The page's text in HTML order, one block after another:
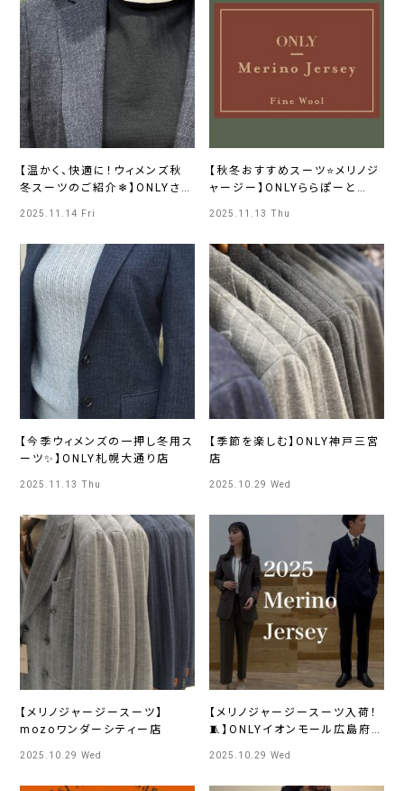
【温かく、快適に！ウィメンズ秋
冬スーツのご紹介❄】ONLYさっ
2025.11.14 Fri
【秋冬おすすめスーツ⭐メリノジ
ャージー】ONLYららぽーと
2025.11.13 Thu
【今季ウィメンズの一押し冬用ス
ーツ✨】ONLY札幌大通り店
2025.11.13 Thu
【季節を楽しむ】ONLY神戸三宮
店
2025.10.29 Wed
【メリノジャージースーツ】
mozoワンダーシティー店
2025.10.29 Wed
【メリノジャージースーツ入荷！
🧵】ONLYイオンモール広島府
2025.10.29 Wed